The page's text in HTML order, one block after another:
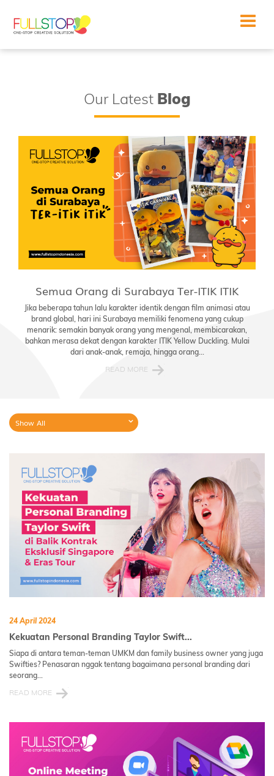
Toggle
Our Latest Blog
Semua Orang di Surabaya Ter-ITIK ITIK
Jika beberapa tahun lalu karakter identik dengan film animasi atau
brand global, hari ini Surabaya memiliki fenomena yang cukup
menarik: semakin banyak orang yang mengenal, membicarakan,
bahkan merasa dekat dengan karakter ITIK Yellow Duckling. Mulai
dari anak-anak, remaja, hingga orang...
READ MORE
24 April 2024
Kekuatan Personal Branding Taylor Swift...
Siapa di antara teman-teman UMKM dan family business owner yang juga
Swifties? Penasaran nggak tentang bagaimana personal branding dari
seorang...
READ MORE